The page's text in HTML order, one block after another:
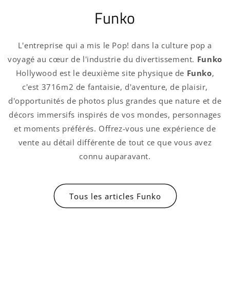
Funko
L'entreprise qui a mis le Pop! dans la culture pop a
voyagé au cœur de l'industrie du divertissement. Funko
Hollywood est le deuxième site physique de Funko,
c'est 3716m2 de fantaisie, d'aventure, de plaisir,
d'opportunités de photos plus grandes que nature et de
décors immersifs inspirés de vos mondes, personnages
et moments préférés. Offrez-vous une expérience de
vente au détail différente de tout ce que vous avez
connu auparavant.
Tous les articles Funko